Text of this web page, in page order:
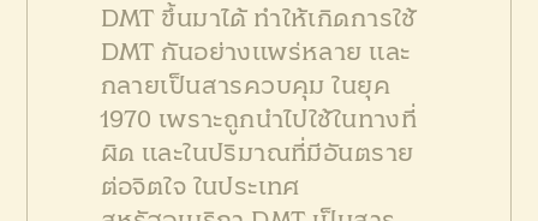
DMT ขึ้นมาได้ ทำให้เกิดการใช้
DMT กันอย่างแพร่หลาย และ
กลายเป็นสารควบคุม ในยุค
1970 เพราะถูกนำไปใช้ในทางที่
ผิด และในปริมาณที่มีอันตราย
ต่อจิตใจ ในประเทศ